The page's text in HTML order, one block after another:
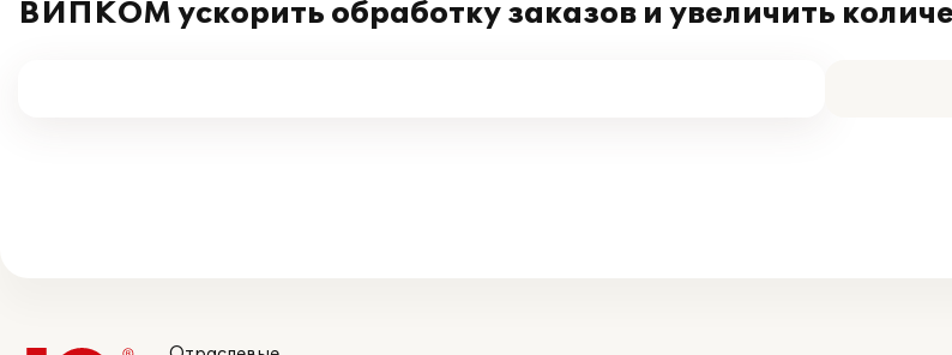
ВИПКОМ ускорить обработку заказов и увеличить